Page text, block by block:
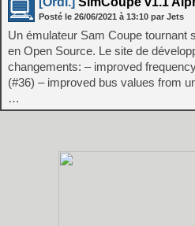
Posté le 26/06/2021 à 13:10 par Jets
Un émulateur Sam Coupe tournant
en Open Source. Le site de
changements: – improved
(#36) – improved bus values from
…